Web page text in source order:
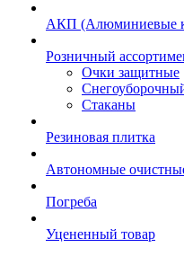
АКП (Алюминиевые
Розничный
Очки защитные
Стаканы
Резиновая плитка
Автономные
Погреба
Уцененный товар